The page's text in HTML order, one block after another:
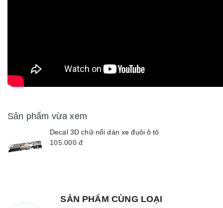
Sản phẩm vừa xem
Decal 3D chữ nổi dán xe đuôi ô tô
105.000đ
SẢN PHẨM CÙNG LOẠI